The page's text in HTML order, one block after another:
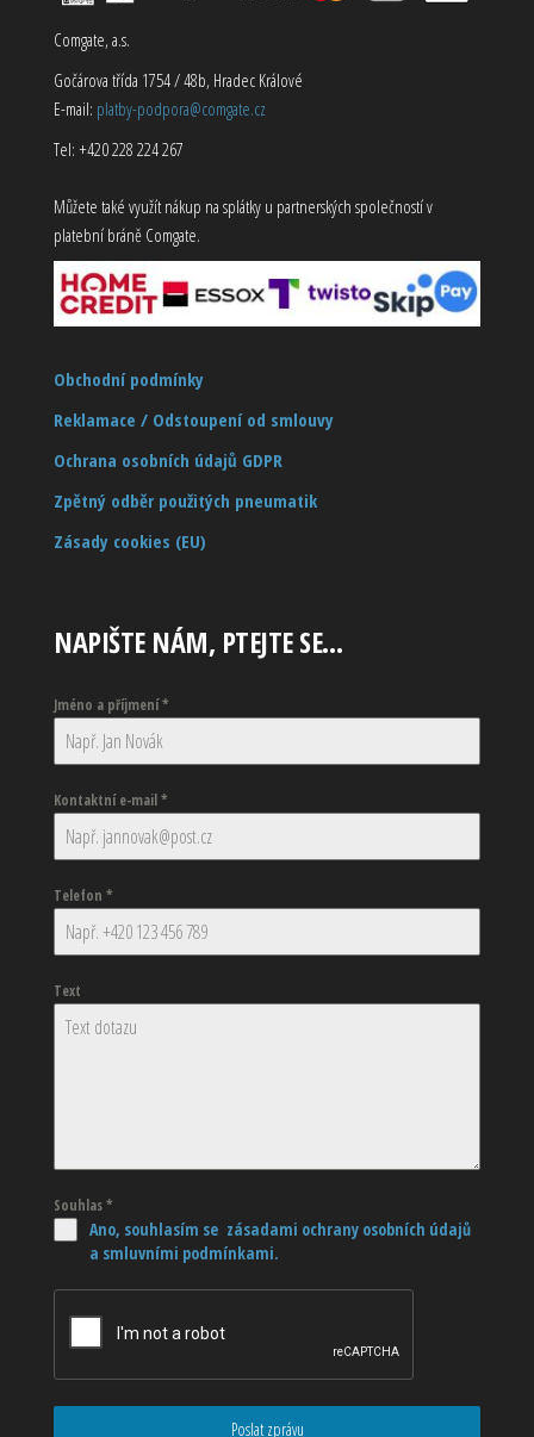
Comgate, a.s.
Gočárova třída 1754 / 48b, Hradec Králové
E-mail: platby-podpora@comgate.cz
Tel: +420 228 224 267
Můžete také využít nákup na splátky u partnerských společností v
platební bráně Comgate.
Obchodní podmínky
Reklamace / Odstoupení od smlouvy
Ochrana osobních údajů GDPR
Zpětný odběr použitých pneumatik
Zásady cookies (EU)
NAPIŠTE NÁM, PTEJTE SE…
Jméno a příjmení*
Kontaktní e-mail*
Telefon *
Text
Souhlas*
Ano, souhlasím se zásadami ochrany osobních údajů
a smluvními podmínkami.
Poslat zprávu